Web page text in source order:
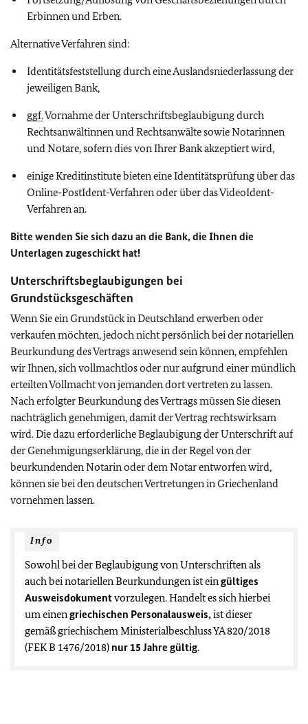
Erbinnen und Erben.
Alternative Verfahren sind:
Identitätsfeststellung durch eine Auslandsniederlassung der
jeweiligen Bank,
ggf.Vornahme der Unterschriftsbeglaubigung durch
Rechtsanwältinnen und Rechtsanwälte sowie Notarinnen
und Notare, sofern dies von Ihrer Bank akzeptiert wird,
einige Kreditinstitute bieten eine Identitätsprüfung über das
Online-PostIdent-Verfahren oder über das VideoIdent-
Verfahren an.
Bitte wenden Sie sich dazu an die Bank, die Ihnen die
Unterlagen zugeschickt hat!
Unterschriftsbeglaubigungen bei
Grundstücksgeschäften
Wenn Sie ein Grundstück in Deutschland erwerben oder
verkaufen möchten, jedoch nicht persönlich bei der notariellen
Beurkundung des Vertrags anwesend sein können, empfehlen
wir Ihnen, sich vollmachtlos oder nur aufgrund einer mündlich
erteilten Vollmacht von jemanden dort vertreten zu lassen.
Nach erfolgter Beurkundung des Vertrags müssen Sie diesen
nachträglich genehmigen, damit der Vertrag rechtswirksam
wird. Die dazu erforderliche Beglaubigung der Unterschrift auf
der Genehmigungserklärung, die in der Regel von der
beurkundenden Notarin oder dem Notar entworfen wird,
können sie bei den deutschen Vertretungen in Griechenland
vornehmen lassen.
Info
Sowohl bei der Beglaubigung von Unterschriften als
auch bei notariellen Beurkundungen ist ein gültiges
Ausweisdokumentvorzulegen. Handelt es sich hierbei
um einen griechischen Personalausweis, ist dieser
gemäß griechischem Ministerialbeschluss YA 820/2018
(FEK B 1476/2018) nur 15 Jahre gültig.